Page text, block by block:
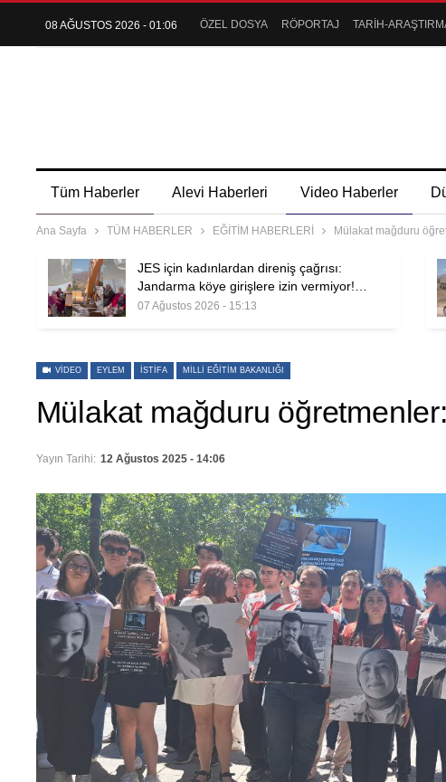
08 AĞUSTOS 2026 - 01:06 ÖZEL DOSYA RÖPORTAJ TARİH-
Tüm Haberler Alevi Haberleri Video Haberler
Ana Sayfa TÜM HABERLER EĞİTİM HABERLERİ Mülakat mağduru
JES için kadınlardan direniş çağrısı:
Jandarma köye girişlere izin vermiyor!…
07 Ağustos 2026 - 15:13
VIDEO EYLEM ISTIFA MILLI EĞITIM BAKANLIĞI
Mülakat mağduru
Yayın Tarihi: 12 Ağustos 2025 - 14:06